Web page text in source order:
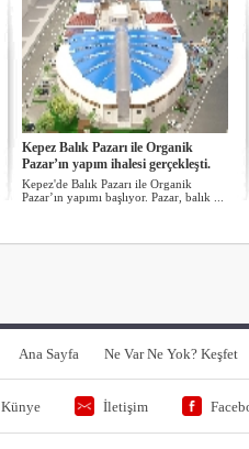
Kepez Balık Pazarı ile Organik
Pazar’ın yapım ihalesi gerçekleşti.
Kepez'de Balık Pazarı ile Organik
Pazar’ın yapımı başlıyor. Pazar, balık ...
Ana Sayfa Ne Var Ne Yok? Keşfet
Künye İletişim